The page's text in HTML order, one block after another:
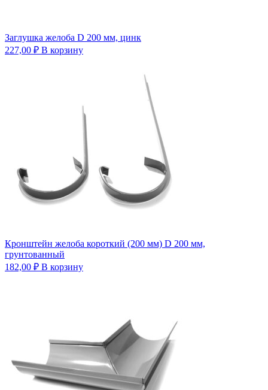
Заглушка желоба D 200 мм, цинк
227,00 ₽ В корзину
Кронштейн желоба короткий (200 мм) D 200 мм,
грунтованный
182,00 ₽ В корзину